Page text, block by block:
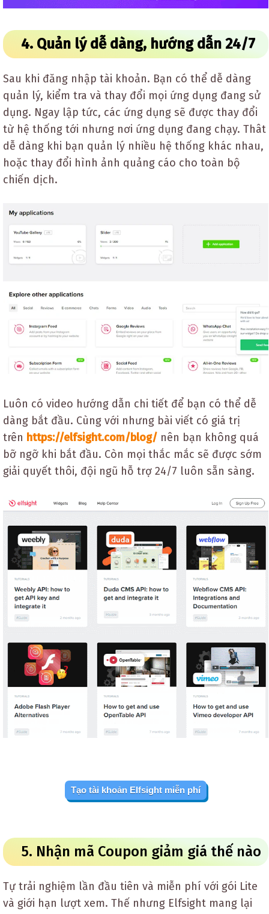
4. Quản lý dễ dàng, hướng dẫn 24/7
Sau khi đăng nhập tài khoản. Bạn có thể dễ dàng
quản lý, kiểm tra và thay đổi mọi ứng dụng đang sử
dụng. Ngay lập tức, các ứng dụng sẽ được thay đổi
từ hệ thống tới nhưng nơi ứng dụng đang chạy. Thât
dễ dàng khi bạn quản lý nhiều hệ thống khác nhau,
hoặc thay đổi hình ảnh quảng cáo cho toàn bộ
chiến dịch.
Luôn có video hướng dẫn chi tiết để bạn có thể dễ
dàng bắt đầu. Cùng với nhưng bài viết có giá trị
trên https://elfsight.com/blog/ nên bạn không quá
bỡ ngỡ khi bắt đầu. Còn mọi thắc mắc sẽ được sớm
giải quyết thôi, đội ngũ hỗ trợ 24/7 luôn sẵn sàng.
Tạo tài khoản Elfsight miễn phí
5. Nhận mã Coupon giảm giá thế nào
Tự trải nghiệm lần đầu tiên và miễn phí với gói Lite
và giới hạn lượt xem. Thế nhưng Elfsight mang lại